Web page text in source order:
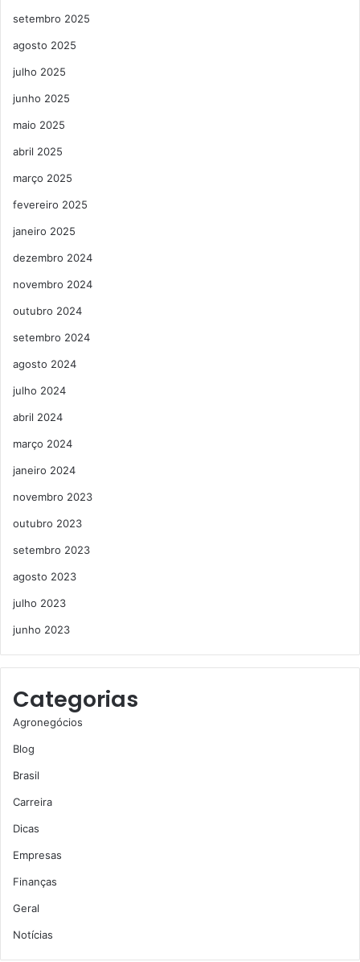
setembro 2025
agosto 2025
julho 2025
junho 2025
maio 2025
abril 2025
março 2025
fevereiro 2025
janeiro 2025
dezembro 2024
novembro 2024
outubro 2024
setembro 2024
agosto 2024
julho 2024
abril 2024
março 2024
janeiro 2024
novembro 2023
outubro 2023
setembro 2023
agosto 2023
julho 2023
junho 2023
Categorias
Agronegócios
Blog
Brasil
Carreira
Dicas
Empresas
Finanças
Geral
Notícias